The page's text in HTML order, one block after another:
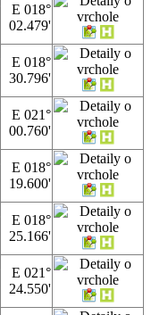
E 018°
02.479'
E 018°
30.796'
E 021°
00.760'
E 018°
19.600'
E 018°
25.166'
E 021°
24.550'